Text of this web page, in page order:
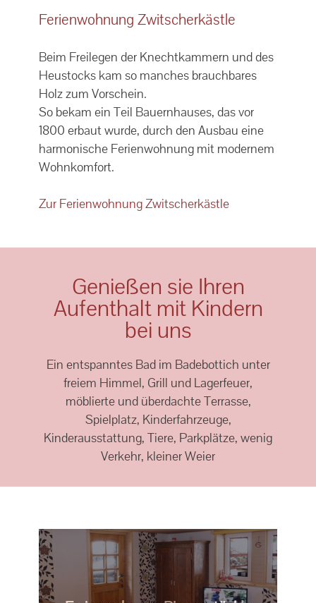
Ferienwohnung Zwitscherkästle
Beim Freilegen der Knechtkammern und des
Heustocks kam so manches brauchbares
Holz zum Vorschein.
So bekam ein Teil Bauernhauses, das vor
1800 erbaut wurde, durch den Ausbau eine
harmonische Ferienwohnung mit modernem
Wohnkomfort.
Zur Ferienwohnung Zwitscherkästle
Genießen sie Ihren
Aufenthalt mit Kindern
bei uns
Ein entspanntes Bad im Badebottich unter
freiem Himmel, Grill und Lagerfeuer,
möblierte und überdachte Terrasse,
Spielplatz, Kinderfahrzeuge,
Kinderausstattung, Tiere, Parkplätze, wenig
Verkehr, kleiner Weier